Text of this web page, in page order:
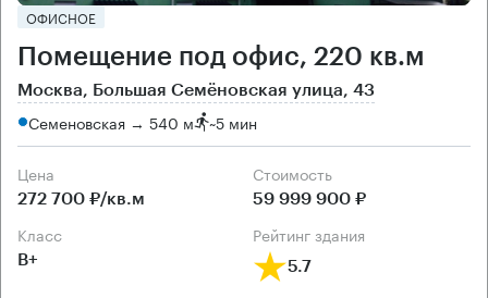
ОФИСНОЕ
Помещение под офис, 220 кв.м
Москва, Большая Семёновская улица, 43
Семеновская → 540 м ~5 мин
Цена
272 700 ₽/кв.м
Cтоимость
59 999 900 ₽
класс
B+
рейтинг здания
5.7